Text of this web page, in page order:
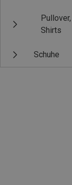
Shirts
Schuhe